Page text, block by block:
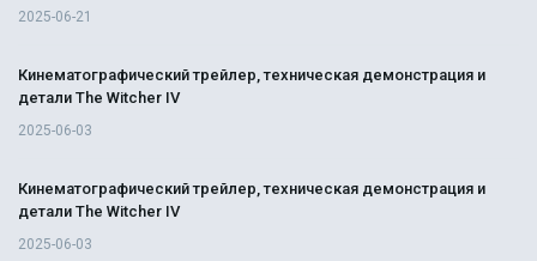
2025-06-21
Кинематографический трейлер, техническая демонстрация и
детали The Witcher IV
2025-06-03
Кинематографический трейлер, техническая демонстрация и
детали The Witcher IV
2025-06-03